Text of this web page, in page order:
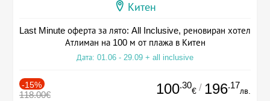
Китен
Last Minute оферта за лято: All Inclusive, реновиран хотел
Атлиман на 100 м от плажа в Китен
Дата: 01.06 - 29.09 + all inclusive
-15%
118.00€ 100.30
€ / 196.17
лв.